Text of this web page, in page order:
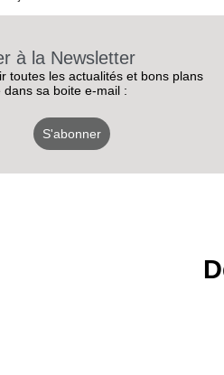
à la Newsletter
toutes les actualités et bons plans
dans sa boite e-mail :
S'abonner